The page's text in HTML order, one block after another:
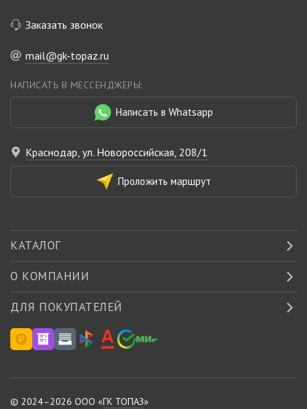
Заказать звонок
mail@gk-topaz.ru
НАПИСАТЬ В МЕССЕНДЖЕРЫ:
Написать в Whatsapp
Краснодар, ул. Новороссийская, 208/1
Проложить маршрут
КАТАЛОГ
О КОМПАНИИ
ДЛЯ ПОКУПАТЕЛЕЙ
© 2024–2026 ООО «ГК ТОПАЗ»